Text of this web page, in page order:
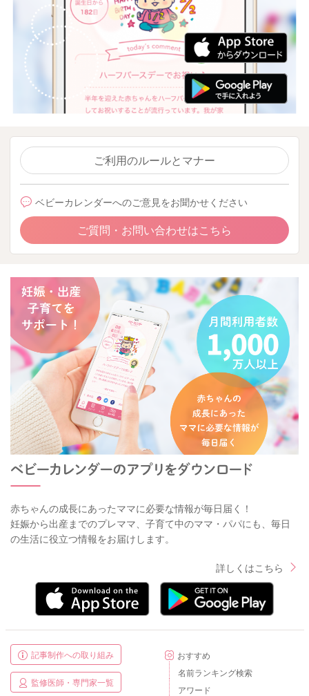
ご利用のルールとマナー
ベビーカレンダーへのご意見をお聞かせください
ご質問・お問い合わせはこちら
赤ちゃんの成長にあったママに必要な情報が毎日届く！
妊娠から出産までのプレママ、子育て中のママ・パパにも、毎日
の生活に役立つ情報をお届けします。
詳しくはこちら
記事制作への取り組み
監修医師・専門家一覧
おすすめ
名前ランキング検索
アワード